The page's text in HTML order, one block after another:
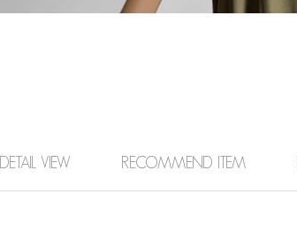
DETAIL VIEW RECOMMEND ITEM